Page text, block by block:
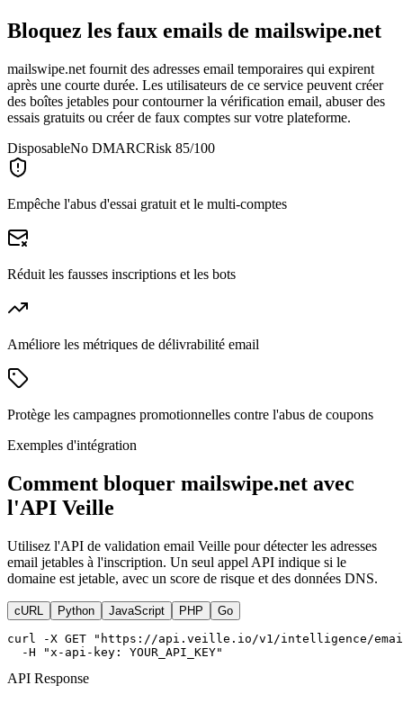
Bloquez les faux emails de mailswipe.net
mailswipe.net fournit des adresses email temporaires qui expirent
après une courte durée. Les utilisateurs de ce service peuvent créer
des boîtes jetables pour contourner la vérification email, abuser des
essais gratuits ou créer de faux comptes sur votre plateforme.
DisposableNo DMARCRisk 85/100
Empêche l'abus d'essai gratuit et le multi-comptes
Réduit les fausses inscriptions et les bots
Améliore les métriques de délivrabilité email
Protège les campagnes promotionnelles contre l'abus de coupons
Exemples d'intégration
Comment bloquer mailswipe.net avec
l'API Veille
Utilisez l'API de validation email Veille pour détecter les adresses
email jetables à l'inscription. Un seul appel API indique si le
domaine est jetable, avec un score de risque et des données DNS.
cURL Python JavaScript PHP Go
curl -X GET "https://api.veille.io/v1/intelligence/
  -H "x-api-key: YOUR_API_KEY"
API Response